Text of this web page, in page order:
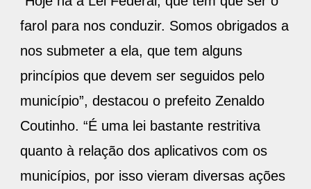
farol para nos conduzir. Somos obrigados a
nos submeter a ela, que tem alguns
princípios que devem ser seguidos pelo
município”, destacou o prefeito Zenaldo
Coutinho. “É uma lei bastante restritiva
quanto à relação dos aplicativos com os
municípios, por isso vieram diversas ações